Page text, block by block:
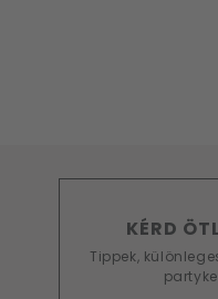
KÉRD
Tippek,